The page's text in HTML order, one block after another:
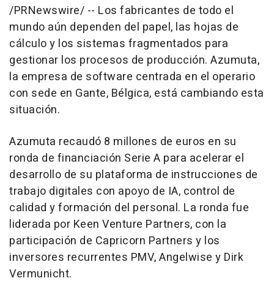
/PRNewswire/ -- Los fabricantes de todo el
mundo aún dependen del papel, las hojas de
cálculo y los sistemas fragmentados para
gestionar los procesos de producción. Azumuta,
la empresa de software centrada en el operario
con sede en Gante, Bélgica, está cambiando esta
situación.
Azumuta recaudó 8 millones de euros en su
ronda de financiación Serie A para acelerar el
desarrollo de su plataforma de instrucciones de
trabajo digitales con apoyo de IA, control de
calidad y formación del personal. La ronda fue
liderada por Keen Venture Partners, con la
participación de Capricorn Partners y los
inversores recurrentes PMV, Angelwise y Dirk
Vermunicht.